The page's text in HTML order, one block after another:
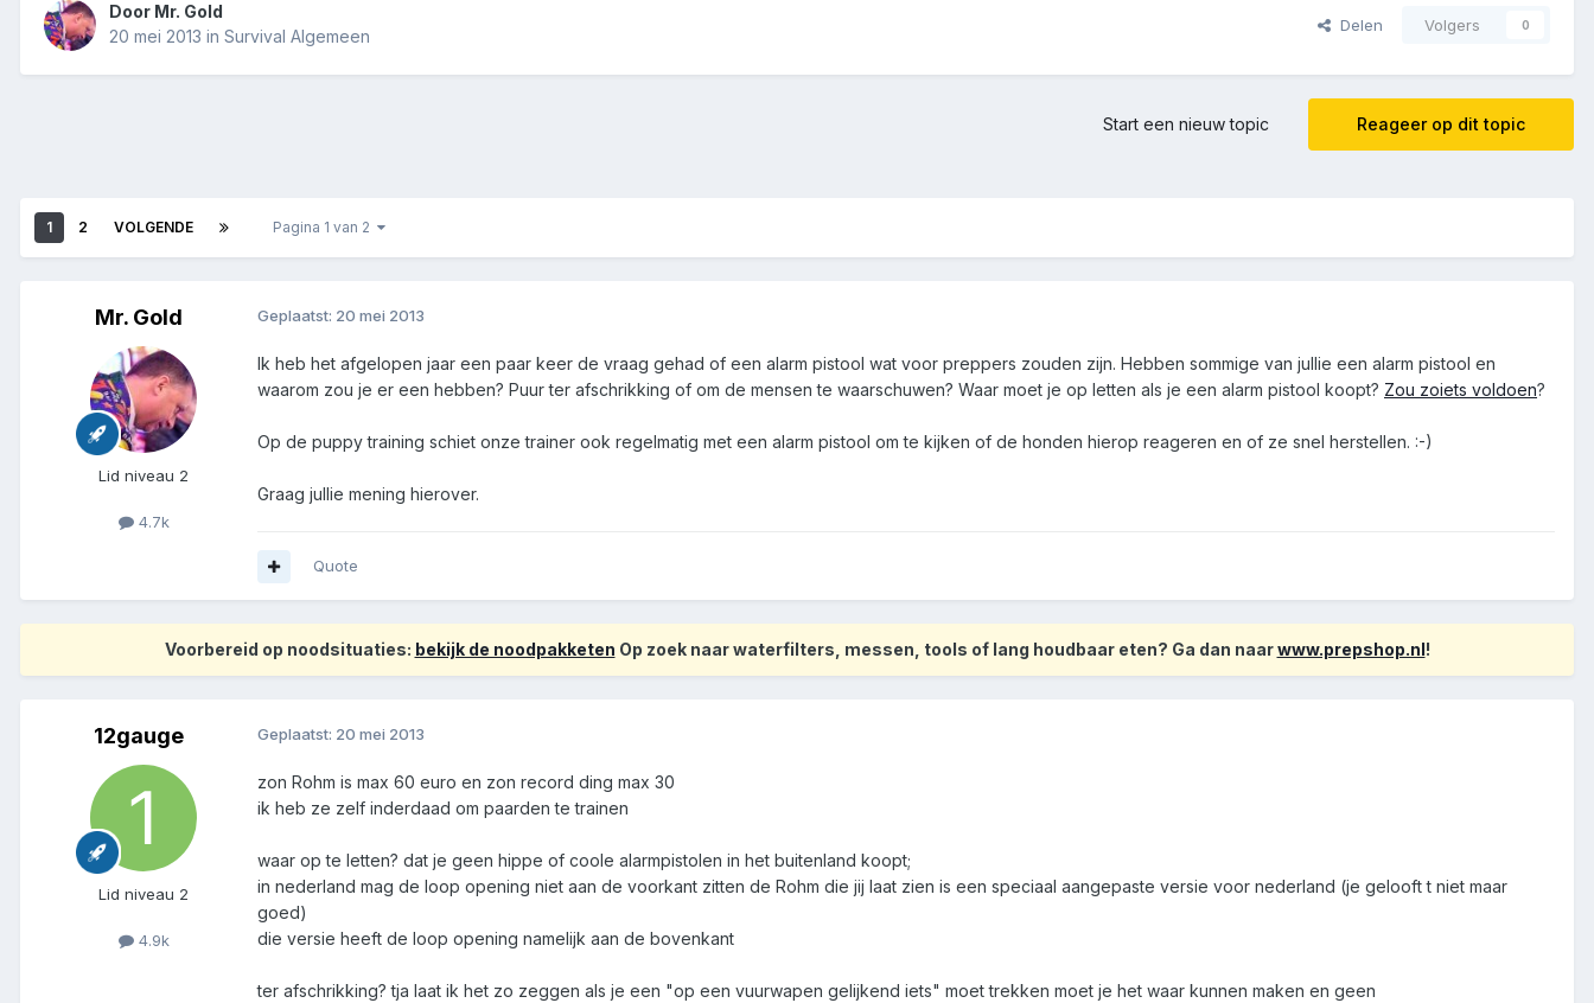
Door Mr. Gold
20 mei 2013 in Survival Algemeen
Delen Volgers 0
Reageer op dit topic
Start een nieuw topic
1 2 VOLGENDE Pagina 1 van 2
Mr. Gold
Lid niveau 2
4.7k
Geplaatst: 20 mei 2013
Ik heb het afgelopen jaar een paar keer de vraag gehad of een alarm pistool wat voor preppers zouden zijn. Hebben sommige van jullie een alarm pistool en
waarom zou je er een hebben? Puur ter afschrikking of om de mensen te waarschuwen? Waar moet je op letten als je een alarm pistool koopt? Zou zoiets voldoen?
Op de puppy training schiet onze trainer ook regelmatig met een alarm pistool om te kijken of de honden hierop reageren en of ze snel herstellen. :-)
Graag jullie mening hierover.
Quote
Voorbereid op noodsituaties: bekijk de noodpakketen Op zoek naar waterfilters, messen, tools of lang houdbaar eten? Ga dan naarwww.prepshop.nl!
12gauge
Lid niveau 2
4.9k
Geplaatst: 20 mei 2013
zon Rohm is max 60 euro en zon record ding max 30
ik heb ze zelf inderdaad om paarden te trainen
waar op te letten? dat je geen hippe of coole alarmpistolen in het buitenland koopt;
in nederland mag de loop opening niet aan de voorkant zitten de Rohm die jij laat zien is een speciaal aangepaste versie voor nederland (je gelooft t niet maar
goed)
die versie heeft de loop opening namelijk aan de bovenkant
ter afschrikking? tja laat ik het zo zeggen als je een "op een vuurwapen gelijkend iets" moet trekken moet je het waar kunnen maken en geen